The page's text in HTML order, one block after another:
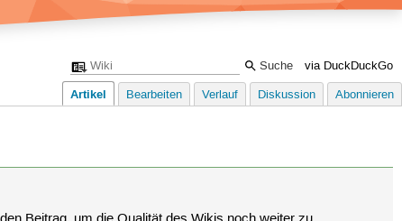
via DuckDuckGo
Artikel Bearbeiten Verlauf Diskussion Abonnieren